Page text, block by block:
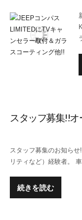
スタッフ募集!!
スタッフ募集のお知ら
リティなど）経験者。
続きを読む